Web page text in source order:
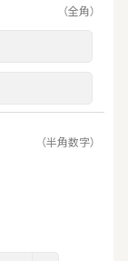
（全角）
（半角数字）